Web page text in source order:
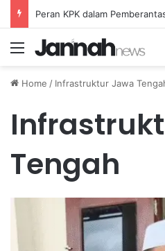
Menu
Home / Infrastruktur Jawa
Tengah